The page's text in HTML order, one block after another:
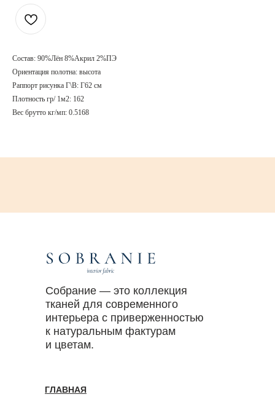
Состав: 90%Лён 8%Акрил 2%ПЭ
Ориентация полотна: высота
Раппорт рисунка Г\В: Г62 см
Плотность гр/ 1м2: 162
Вес брутто кг/мп: 0.5168
Собрание — это коллекция
тканей для современного
интерьера с приверженностью
к натуральным фактурам
и цветам.
ГЛАВНАЯ